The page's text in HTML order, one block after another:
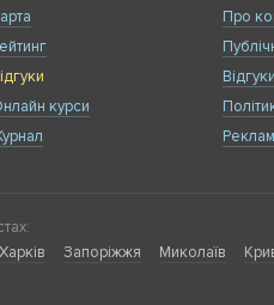
курси
Про
Харків Запоріжжя Миколаїв